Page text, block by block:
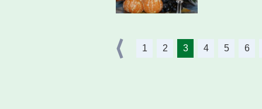
1 2 3 4 5 6